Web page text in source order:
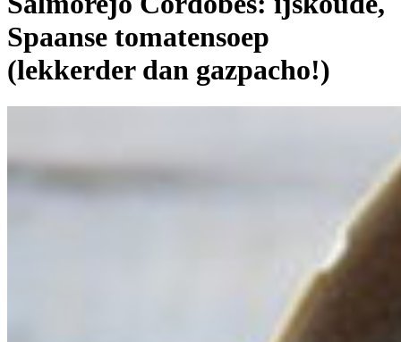
Spaanse tomatensoep
(lekkerder dan gazpacho!)